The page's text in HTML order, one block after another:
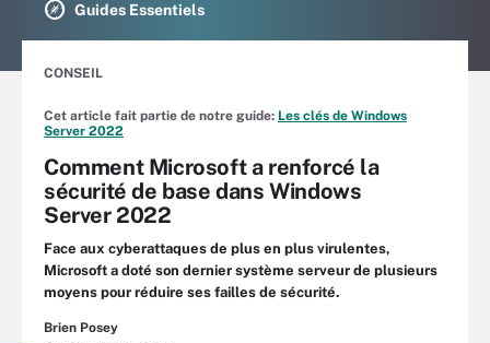
Guides Essentiels
CONSEIL
Cet article fait partie de notre guide: Les clés de Windows
Server 2022
Comment Microsoft a renforcé la
sécurité de base dans Windows
Server 2022
Face aux cyberattaques de plus en plus virulentes,
Microsoft a doté son dernier système serveur de plusieurs
moyens pour réduire ses failles de sécurité.
Brien Posey